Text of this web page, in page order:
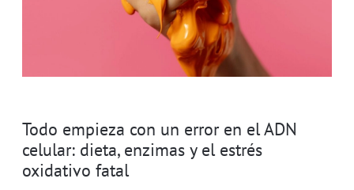
Todo empieza con un error en el ADN
celular: dieta, enzimas y el estrés
oxidativo fatal